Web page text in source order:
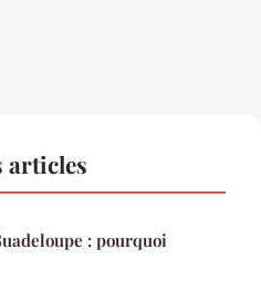
articles
: pourquoi